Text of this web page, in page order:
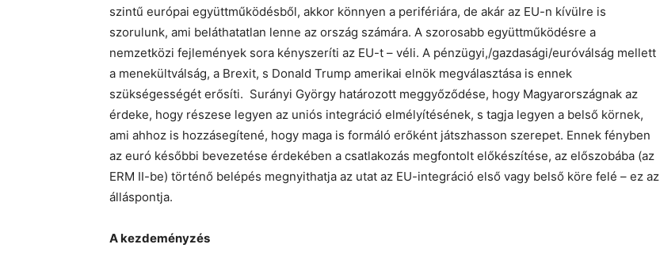
szintű európai együttműködésből, akkor könnyen a perifériára, de akár az EU-n kívülre is
szorulunk, ami beláthatatlan lenne az ország számára. A szorosabb együttműködésre a
nemzetközi fejlemények sora kényszeríti az EU-t – véli. A pénzügyi,/gazdasági/euróválság mellett
a menekültválság, a Brexit, s Donald Trump amerikai elnök megválasztása is ennek
szükségességét erősíti. Surányi György határozott meggyőződése, hogy Magyarországnak az
érdeke, hogy részese legyen az uniós integráció elmélyítésének, s tagja legyen a belső körnek,
ami ahhoz is hozzásegítené, hogy maga is formáló erőként játszhasson szerepet. Ennek fényben
az euró későbbi bevezetése érdekében a csatlakozás megfontolt előkészítése, az előszobába (az
ERM II-be) történő belépés megnyithatja az utat az EU-integráció első vagy belső köre felé – ez az
álláspontja.
A kezdeményzés